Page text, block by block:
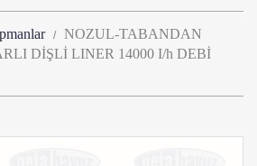
NOZUL-TABANDAN
DİŞLİ LINER 14000 I/h DEBİ